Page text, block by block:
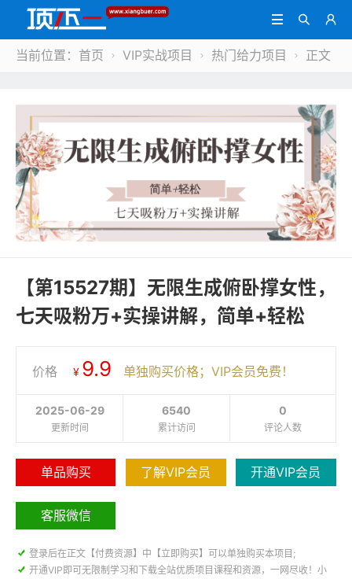



当前位置： 首页  VIP实战项目  热门给力项目  正文
【第15527期】无限生成俯卧撑女性，
七天吸粉万+实操讲解，简单+轻松
价格 ¥ 9.9 单独购买价格；VIP会员免费！
0
评论人数
6540
累计访问
2025-06-29
更新时间
单品购买 了解VIP会员 开通VIP会员
客服微信
 登录后在正文【付费资源】中【立即购买】可以单独购买本项目;
 开通VIP即可无限制学习和下载全站优质项目课程和资源，一网尽收！小